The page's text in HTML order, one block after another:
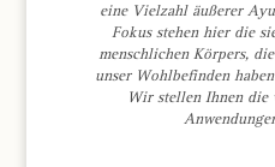
eine Vielzahl äußerer
Fokus stehen hier die
menschlichen Körpers,
unser Wohlbefinden
Wir stellen Ihnen die